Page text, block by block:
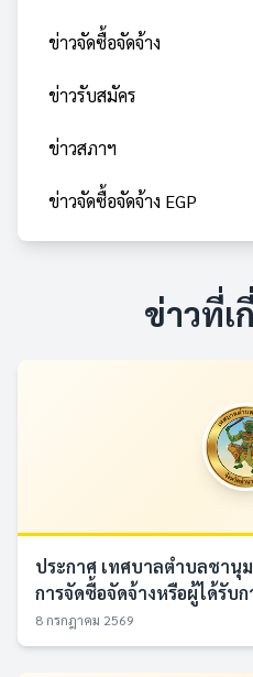
ข่าวจัดซื้อจัดจ้าง
ข่าวรับสมัคร
ข่าวสภาฯ
ข่าวจัดซื้อจัดจ้าง EGP
ข่าวที่เ
ประกาศ เทศบาลตำบลชานุ
การจัดซื้อจัดจ้างหรือผู้ได้รับก
8 กรกฎาคม 2569